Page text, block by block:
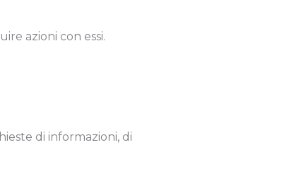
azioni con essi.
di informazioni, di